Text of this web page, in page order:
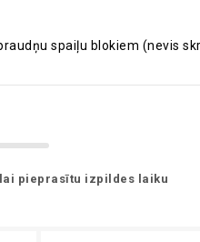
spaiļu blokiem (nevis
pieprasītu izpildes laiku